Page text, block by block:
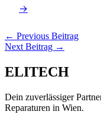
→
← Previous Beitrag
Next Beitrag →
ELITECH
Dein zuverlässiger
Reparaturen in Wien.